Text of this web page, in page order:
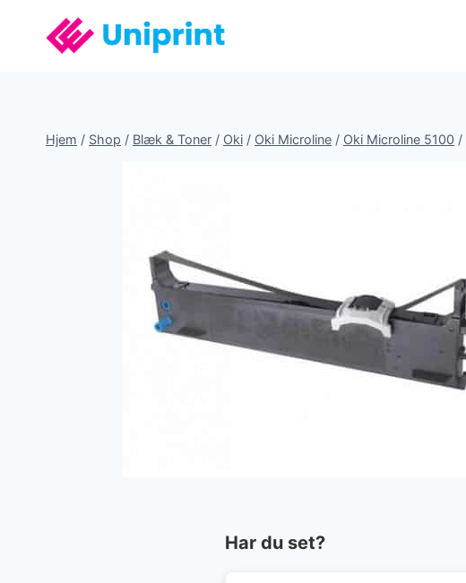
Hjem / Shop / Blæk & Toner / Oki / Oki Microline / Oki Microline 5100 /
Har du set?